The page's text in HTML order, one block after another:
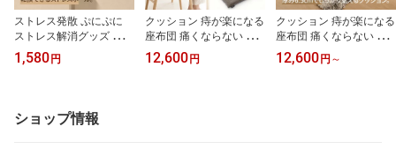
ストレス発散 ぷにぷに
ストレス解消グッズ 握る
ボール 癒し スクイーズ
にぎにぎ ストレス発散
ッション 心地よい ゴム
ボール リラクゼーション
1,580 円
クッション 痔が楽になる
座布団 痛くならない 車
椅子 車の運転 腰痛対策
高級 長時間の座りに デ
12,600 円
クッション 痔が楽になる
座布団 痛くならない 車
椅子 車の運転 腰痛対策
高級 長時間の座りに デ
12,600 円 ～
ショップ情報